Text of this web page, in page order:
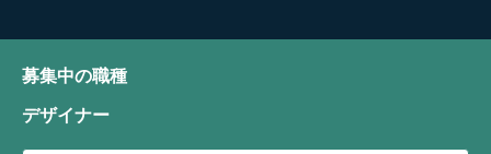
募集中の職種
デザイナー